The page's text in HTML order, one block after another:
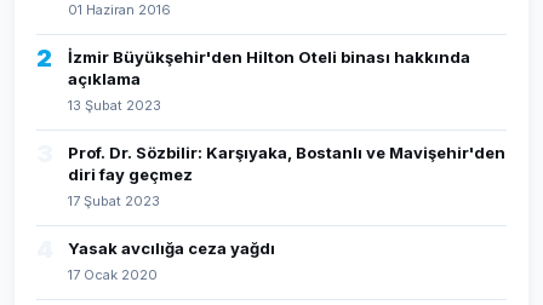
01 Haziran 2016
2
İzmir Büyükşehir'den Hilton Oteli binası hakkında
açıklama
13 Şubat 2023
Prof. Dr. Sözbilir: Karşıyaka, Bostanlı ve Mavişehir'den
diri fay geçmez
17 Şubat 2023
Yasak avcılığa ceza yağdı
17 Ocak 2020